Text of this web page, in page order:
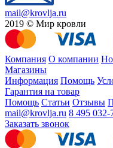
mail@krovlja.ru
2019 © Мир кровли
Компания О компании
Магазины
Информация Помощь
Гарантия на товар
Помощь Статьи Отзывы
mail@krovlja.ru 8 495 032-
Заказать звонок